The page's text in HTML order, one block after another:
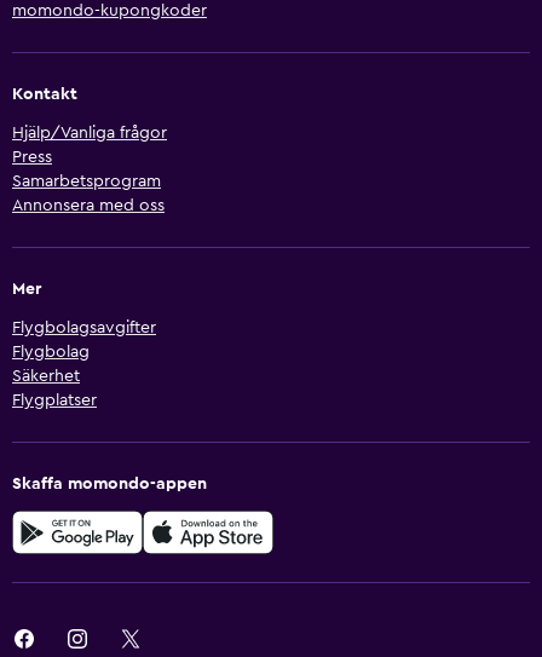
momondo-kupongkoder
Kontakt
Hjälp/Vanliga frågor
Press
Samarbetsprogram
Annonsera med oss
Mer
Flygbolagsavgifter
Flygbolag
Säkerhet
Flygplatser
Skaffa momondo-appen